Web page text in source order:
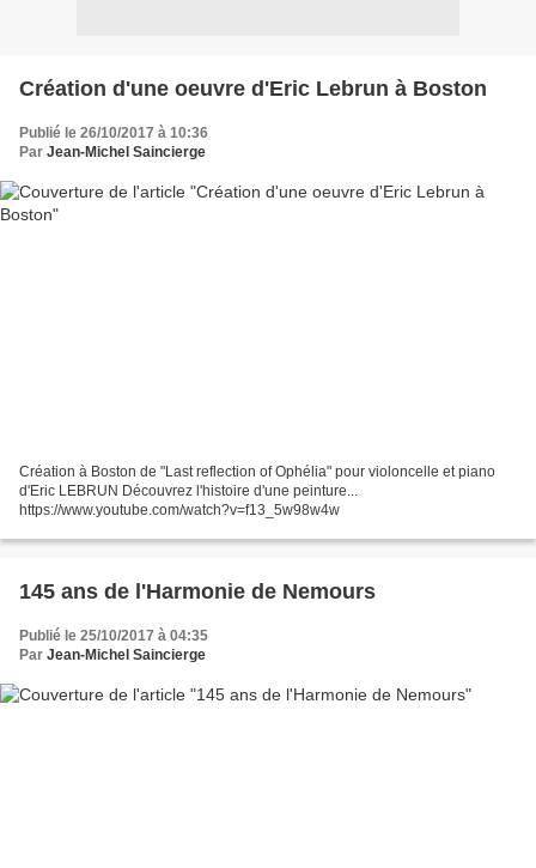
Création d'une oeuvre d'Eric Lebrun à Boston
Publié le 26/10/2017 à 10:36
Par Jean-Michel Saincierge
Création à Boston de "Last reflection of Ophélia" pour violoncelle et piano
d'Eric LEBRUN Découvrez l'histoire d'une peinture...
https://www.youtube.com/watch?v=f13_5w98w4w
145 ans de l'Harmonie de Nemours
Publié le 25/10/2017 à 04:35
Par Jean-Michel Saincierge